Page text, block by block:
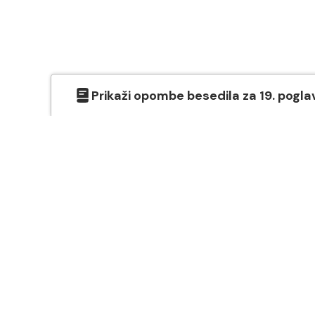
Prikaži opombe besedila za 19.